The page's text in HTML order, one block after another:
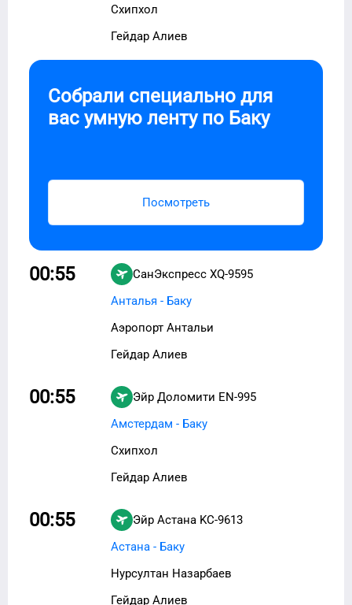
Схипхол
Гейдар Алиев
Собрали специально для
вас умную ленту по Баку
Посмотреть
00:55 СанЭкспресс XQ-9595
Анталья - Баку
Аэропорт Антальи
Гейдар Алиев
00:55 Эйр Доломити EN-995
Амстердам - Баку
Схипхол
Гейдар Алиев
00:55 Эйр Астана KC-9613
Астана - Баку
Нурсултан Назарбаев
Гейдар Алиев